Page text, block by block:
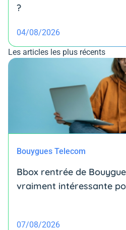
?
04/08/2026
Les articles les plus récents
Bouygues Telecom
Bbox rentrée de
vraiment intéressante
07/08/2026